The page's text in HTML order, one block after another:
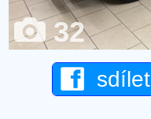
32
sdílet